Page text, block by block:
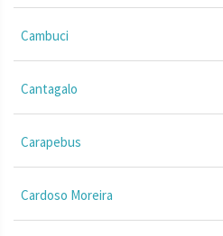
Cambuci
Cantagalo
Carapebus
Cardoso Moreira